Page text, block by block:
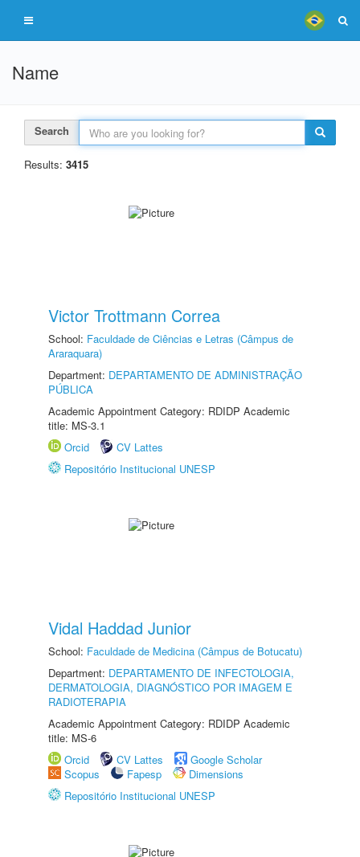
Name
Search
Results: 3415
Victor Trottmann Correa
School: Faculdade de Ciências e Letras (Câmpus de
Araraquara)
Department: DEPARTAMENTO DE ADMINISTRAÇÃO
PÚBLICA
Academic Appointment Category: RDIDP Academic
title: MS-3.1
Orcid
CV Lattes
Repositório Institucional UNESP
Vidal Haddad Junior
School: Faculdade de Medicina (Câmpus de Botucatu)
Department: DEPARTAMENTO DE INFECTOLOGIA,
DERMATOLOGIA, DIAGNÓSTICO POR IMAGEM E
RADIOTERAPIA
Academic Appointment Category: RDIDP Academic
title: MS-6
Orcid
CV Lattes
Google Scholar
Scopus
Fapesp
Dimensions
Repositório Institucional UNESP